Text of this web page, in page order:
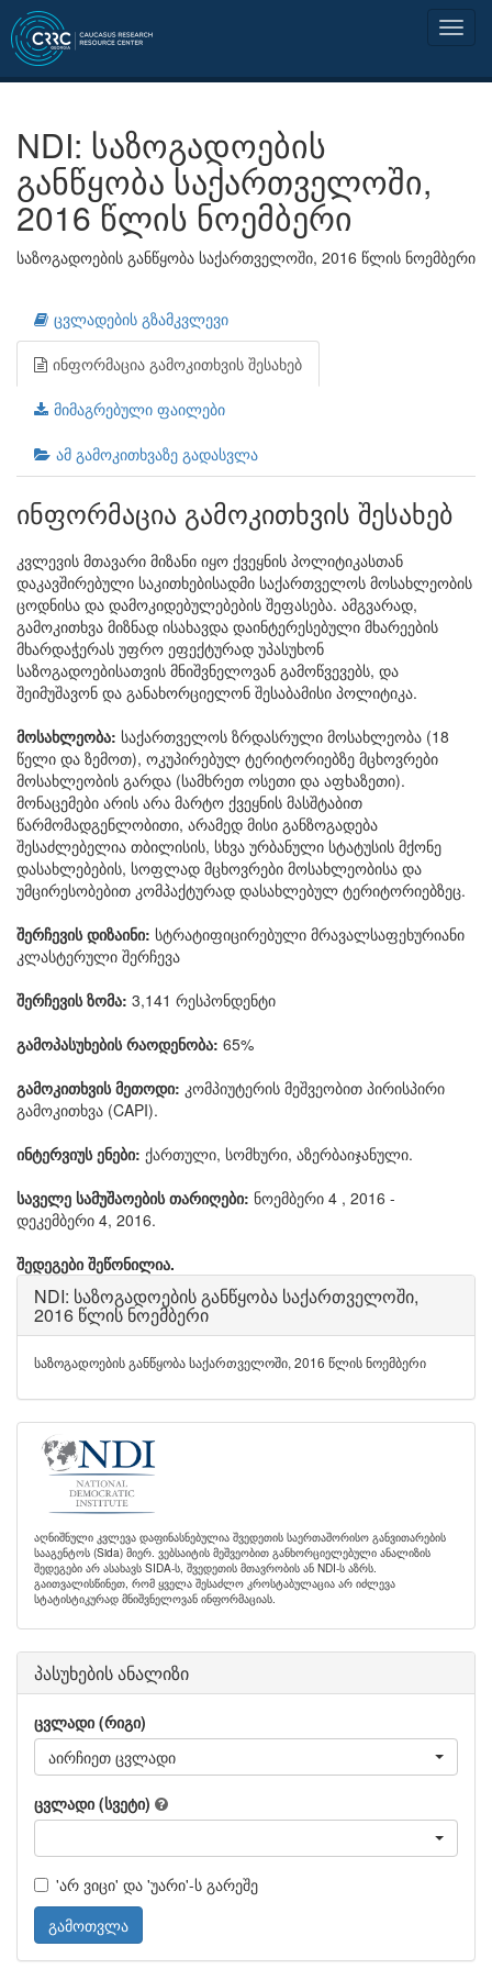
NDI: საზოგადოების
განწყობა საქართველოში,
2016 წლის ნოემბერი
საზოგადოების განწყობა საქართველოში, 2016 წლის ნოემბერი
ცვლადების გზამკვლევი
ინფორმაცია გამოკითხვის შესახებ
მიმაგრებული ფაილები
ამ გამოკითხვაზე გადასვლა
ინფორმაცია გამოკითხვის შესახებ
კვლევის მთავარი მიზანი იყო ქვეყნის პოლიტიკასთან
დაკავშირებული საკითხებისადმი საქართველოს მოსახლეობის
ცოდნისა და დამოკიდებულებების შეფასება. ამგვარად,
გამოკითხვა მიზნად ისახავდა დაინტერესებული მხარეების
მხარდაჭერას უფრო ეფექტურად უპასუხონ
საზოგადოებისათვის მნიშვნელოვან გამოწვევებს, და
შეიმუშავონ და განახორციელონ შესაბამისი პოლიტიკა.
მოსახლეობა: საქართველოს ზრდასრული მოსახლეობა (18
წელი და ზემოთ), ოკუპირებულ ტერიტორიებზე მცხოვრები
მოსახლეობის გარდა (სამხრეთ ოსეთი და აფხაზეთი).
მონაცემები არის არა მარტო ქვეყნის მასშტაბით
წარმომადგენლობითი, არამედ მისი განზოგადება
შესაძლებელია თბილისის, სხვა ურბანული სტატუსის მქონე
დასახლებების, სოფლად მცხოვრები მოსახლეობისა და
უმცირესობებით კომპაქტურად დასახლებულ ტერიტორიებზეც.
შერჩევის დიზაინი: სტრატიფიცირებული მრავალსაფეხურიანი
კლასტერული შერჩევა
შერჩევის ზომა: 3,141 რესპონდენტი
გამოპასუხების რაოდენობა: 65%
გამოკითხვის მეთოდი: კომპიუტერის მეშვეობით პირისპირი
გამოკითხვა (CAPI).
ინტერვიუს ენები: ქართული, სომხური, აზერბაიჯანული.
საველე სამუშაოების თარიღები: ნოემბერი 4 , 2016 -
დეკემბერი 4, 2016.
შედეგები შეწონილია.
NDI: საზოგადოების განწყობა საქართველოში,
2016 წლის ნოემბერი
საზოგადოების განწყობა საქართველოში, 2016 წლის ნოემბერი
აღნიშნული კვლევა დაფინასნებულია შვედეთის საერთაშორისო განვითარების
სააგენტოს (Sida) მიერ. ვებსაიტის მეშვეობით განხორციელებული ანალიზის
შედეგები არ ასახავს SIDA-ს, შვედეთის მთავრობის ან NDI-ს აზრს.
გაითვალისწინეთ, რომ ყველა შესაძლო კროსტაბულაცია არ იძლევა
სტატისტიკურად მნიშვნელოვან ინფორმაციას.
პასუხების ანალიზი
ცვლადი (რიგი)
აირჩიეთ ცვლადი
ცვლადი (სვეტი)
'არ ვიცი' და 'უარი'-ს გარეშე
გამოთვლა